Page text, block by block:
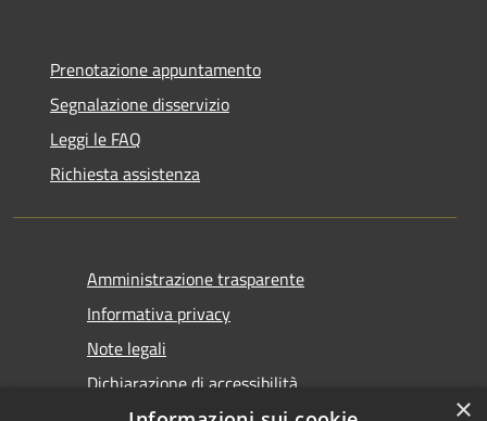
Prenotazione appuntamento
Segnalazione disservizio
Leggi le FAQ
Richiesta assistenza
Amministrazione trasparente
Informativa privacy
Note legali
Dichiarazione di accessibilità
×